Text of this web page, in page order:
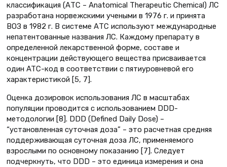
классификация (АТС – Anatomical Therapeutic Chemical) ЛС
разработана норвежскими учеными в 1976 г. и принята
ВОЗ в 1982 г. В системе АТС используют международные
непатентованные названия ЛС. Каждому препарату в
определенной лекарственной форме, составе и
концентрации действующего вещества присваивается
один ATC-код в соответствии с пятиуровневой его
характеристикой [5, 7].
Оценка дозировок использования ЛС в масштабах
популяции проводится с использованием DDD-
методологии [8]. DDD (Defined Daily Dose) –
“установленная суточная доза” – это расчетная средняя
поддерживающая суточная доза ЛС, применяемого
взрослыми по основному показанию [7]. Следует
подчеркнуть, что DDD – это единица измерения и она